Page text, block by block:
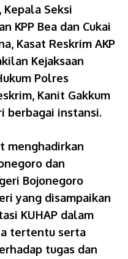
Seksi
KPP Bea dan Cukai
Kasat Reskrim AKP
Kejaksaan
Polres
Kanit Gakkum
berbagai instansi.
menghadirkan
dan
Bojonegoro
yang disampaikan
KUHAP dalam
tertentu serta
tugas dan